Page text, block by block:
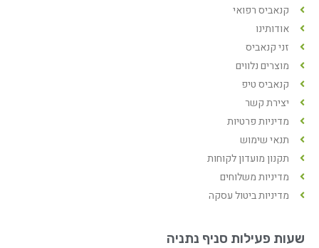
קנאביס רפואי
אודותינו
זני קנאביס
מוצרים נלווים
קנאביס טיפ
יצירת קשר
מדיניות פרטיות
תנאי שימוש
תקנון מועדון לקוחות
מדיניות משלוחים
מדיניות ביטול עסקה
שעות פעילות סניף נתניה